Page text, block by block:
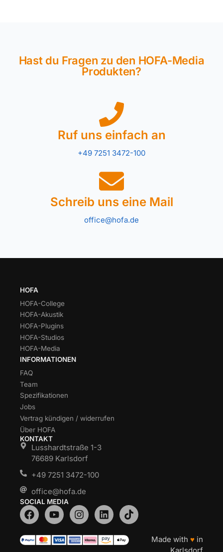
Hast du Fragen zu den HOFA-Media
Produkten?
Ruf uns einfach an
+49 7251 3472-100
Schreib uns eine Mail
office@hofa.de
HOFA
HOFA-College
HOFA-Akustik
HOFA-Plugins
HOFA-Studios
HOFA-Media
INFORMATIONEN
FAQ
Team
Spezifikationen
Jobs
Vertrag kündigen / widerrufen
Über HOFA
KONTAKT
Lusshardtstraße 1-3
76689 Karlsdorf
+49 7251 3472-100
office@hofa.de
SOCIAL MEDIA
Made with ♥ in